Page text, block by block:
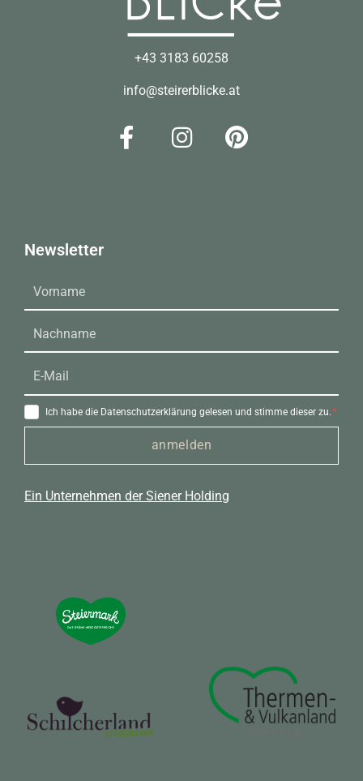
+43 3183 60258
info@steirerblicke.at
Newsletter
Ich habe die Datenschutzerklärung gelesen und stimme dieser zu.
anmelden
Ein Unternehmen der Siener Holding